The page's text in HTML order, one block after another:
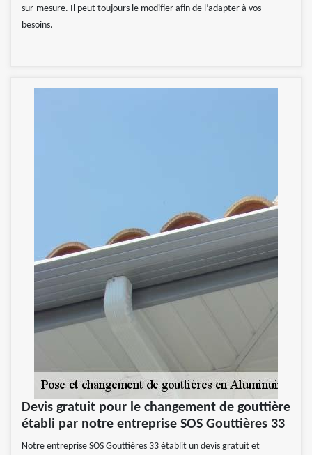
sur-mesure. Il peut toujours le modifier afin de l’adapter à vos
besoins.
Devis gratuit pour le changement de gouttière
établi par notre entreprise SOS Gouttières 33
Notre entreprise SOS Gouttières 33 établit un devis gratuit et